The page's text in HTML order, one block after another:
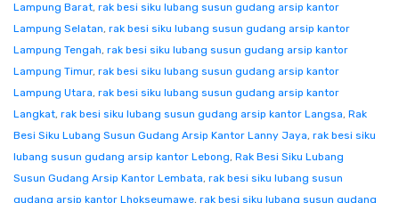
Lampung Barat, rak besi siku lubang susun gudang arsip kantor
Lampung Selatan, rak besi siku lubang susun gudang arsip kantor
Lampung Tengah, rak besi siku lubang susun gudang arsip kantor
Lampung Timur, rak besi siku lubang susun gudang arsip kantor
Lampung Utara, rak besi siku lubang susun gudang arsip kantor
Langkat, rak besi siku lubang susun gudang arsip kantor Langsa, Rak
Besi Siku Lubang Susun Gudang Arsip Kantor Lanny Jaya, rak besi siku
lubang susun gudang arsip kantor Lebong, Rak Besi Siku Lubang
Susun Gudang Arsip Kantor Lembata, rak besi siku lubang susun
gudang arsip kantor Lhokseumawe, rak besi siku lubang susun gudang